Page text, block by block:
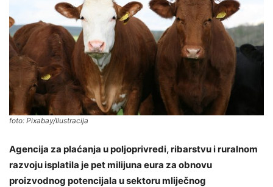
foto: Pixabay/Ilustracija
Agencija za plaćanja u poljoprivredi, ribarstvu i ruralnom
razvoju isplatila je pet milijuna eura za obnovu
proizvodnog potencijala u sektoru mliječnog